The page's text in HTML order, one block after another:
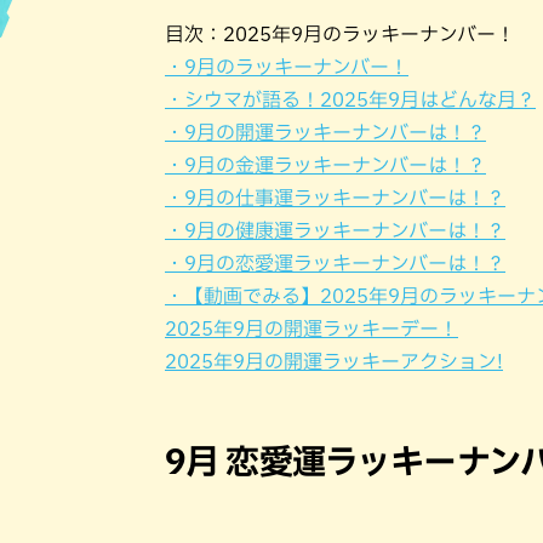
目次：2025年9月のラッキーナンバー！
・9月のラッキーナンバー！
・シウマが語る！2025年9月はどんな月？
・9月の開運ラッキーナンバーは！？
・9月の金運ラッキーナンバーは！？
・9月の仕事運ラッキーナンバーは！？
・9月の健康運ラッキーナンバーは！？
・9月の恋愛運ラッキーナンバーは！？
・【動画でみる】2025年9月のラッキーナ
2025年9月の開運ラッキーデー！
2025年9月の開運ラッキーアクション!
9月 恋愛運ラッキーナン